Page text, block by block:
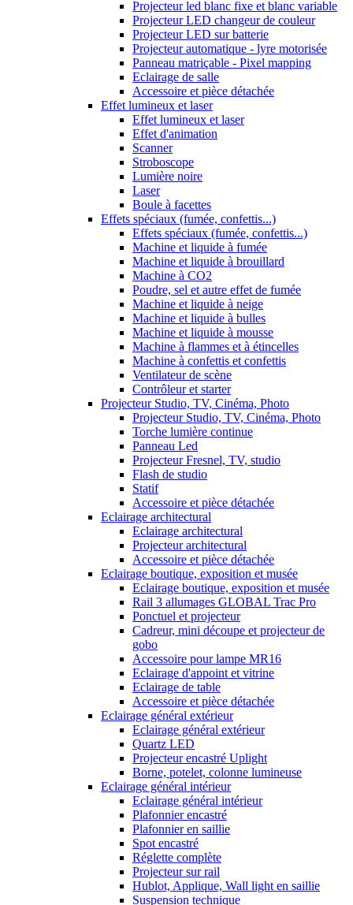
Projecteur led blanc fixe et blanc variable
Projecteur LED changeur de couleur
Projecteur LED sur batterie
Projecteur automatique - lyre motorisée
Panneau matriçable - Pixel mapping
Eclairage de salle
Accessoire et pièce détachée
Effet lumineux et laser
Effet lumineux et laser
Effet d'animation
Scanner
Stroboscope
Lumière noire
Laser
Boule à facettes
Effets spéciaux (fumée, confettis...)
Effets spéciaux (fumée, confettis...)
Machine et liquide à fumée
Machine et liquide à brouillard
Machine à CO2
Poudre, sel et autre effet de fumée
Machine et liquide à neige
Machine et liquide à bulles
Machine et liquide à mousse
Machine à flammes et à étincelles
Machine à confettis et confettis
Ventilateur de scène
Contrôleur et starter
Projecteur Studio, TV, Cinéma, Photo
Projecteur Studio, TV, Cinéma, Photo
Torche lumière continue
Panneau Led
Projecteur Fresnel, TV, studio
Flash de studio
Statif
Accessoire et pièce détachée
Eclairage architectural
Eclairage architectural
Projecteur architectural
Accessoire et pièce détachée
Eclairage boutique, exposition et musée
Eclairage boutique, exposition et musée
Rail 3 allumages GLOBAL Trac Pro
Ponctuel et projecteur
Cadreur, mini découpe et projecteur de
gobo
Accessoire pour lampe MR16
Eclairage d'appoint et vitrine
Eclairage de table
Accessoire et pièce détachée
Eclairage général extérieur
Eclairage général extérieur
Quartz LED
Projecteur encastré Uplight
Borne, potelet, colonne lumineuse
Eclairage général intérieur
Eclairage général intérieur
Plafonnier encastré
Plafonnier en saillie
Spot encastré
Réglette complète
Projecteur sur rail
Hublot, Applique, Wall light en saillie
Suspension technique